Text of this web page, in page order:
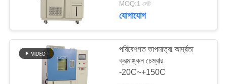
MOQ:1 সেট
যোগাযোগ
পরিবেশগত তাপমাত্রা আর্দ্রতা
ক্রমাঙ্কন চেম্বার
-20C~+150C